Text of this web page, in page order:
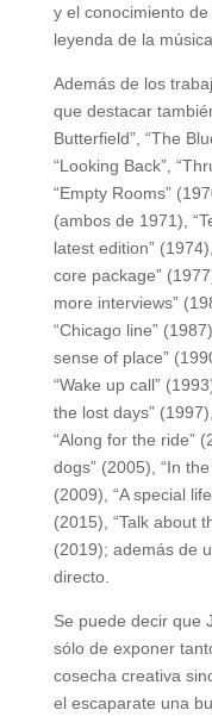
y el conocimiento
leyenda de la música.
Además de los
que destacar
Butterfield”, “The
“Looking Back”,
“Empty Rooms”
(ambos de 1971),
latest edition”
core package”
more interviews”
“Chicago line”
sense of place”
“Wake up call”
the lost days”
“Along for the ride”
dogs” (2005), “In
(2009), “A special
(2015), “Talk about
(2019); además de
directo.
Se puede decir que
sólo de exponer
cosecha creativa
el escaparate una